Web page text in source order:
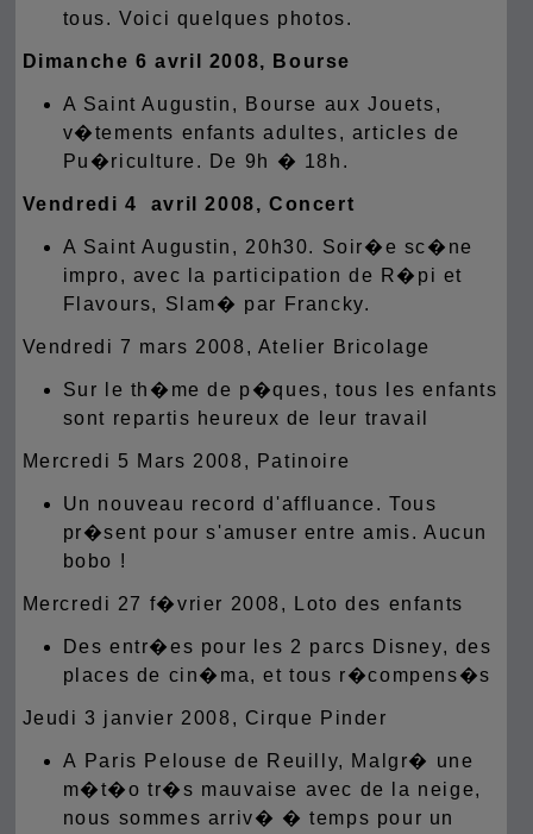
tous.Voici quelques photos.
Dimanche 6 avril 2008, Bourse
A Saint Augustin, Bourse aux Jouets,
v�tements enfants adultes, articles de
Pu�riculture. De 9h � 18h.
Vendredi 4 avril 2008, Concert
A Saint Augustin, 20h30. Soir�e sc�ne
impro, avec la participation de R�pi et
Flavours, Slam� par Francky.
Vendredi 7 mars 2008, Atelier Bricolage
Sur le th�me de p�ques, tous les enfants
sont repartis heureux de leur travail
Mercredi 5 Mars 2008, Patinoire
Un nouveau record d'affluance. Tous
pr�sent pour s'amuser entre amis. Aucun
bobo !
Mercredi 27 f�vrier 2008, Loto des enfants
Des entr�es pour les 2 parcs Disney, des
places de cin�ma, et tous r�compens�s
Jeudi 3 janvier 2008, Cirque Pinder
A Paris Pelouse de Reuilly, Malgr� une
m�t�o tr�s mauvaise avec de la neige,
nous sommes arriv� � temps pour un